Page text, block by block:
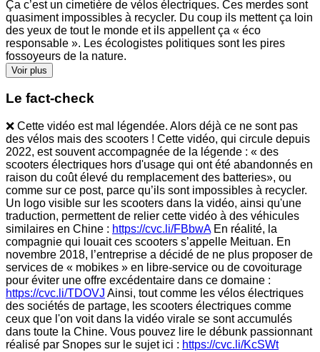
Ça c’est un cimetière de vélos électriques. Ces merdes sont
quasiment impossibles à recycler. Du coup ils mettent ça loin
des yeux de tout le monde et ils appellent ça « éco
responsable ». Les écologistes politiques sont les pires
fossoyeurs de la nature.
Voir plus
Le fact-check
❌ Cette vidéo est mal légendée. Alors déjà ce ne sont pas
des vélos mais des scooters ! Cette vidéo, qui circule depuis
2022, est souvent accompagnée de la légende : « des
scooters électriques hors d'usage qui ont été abandonnés en
raison du coût élevé du remplacement des batteries», ou
comme sur ce post, parce qu’ils sont impossibles à recycler.
Un logo visible sur les scooters dans la vidéo, ainsi qu'une
traduction, permettent de relier cette vidéo à des véhicules
similaires en Chine : https://cvc.li/FBbwAEn réalité, la
compagnie qui louait ces scooters s’appelle Meituan. En
novembre 2018, l’entreprise a décidé de ne plus proposer de
services de « mobikes » en libre-service ou de covoiturage
pour éviter une offre excédentaire dans ce domaine :
https://cvc.li/TDOVJ Ainsi, tout comme les vélos électriques
des sociétés de partage, les scooters électriques comme
ceux que l'on voit dans la vidéo virale se sont accumulés
dans toute la Chine. Vous pouvez lire le débunk passionnant
réalisé par Snopes sur le sujet ici : https://cvc.li/KcSWt